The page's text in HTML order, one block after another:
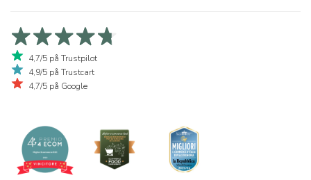
4,7/5 på Trustpilot
4,9/5 på Trustcart
4,7/5 på Google